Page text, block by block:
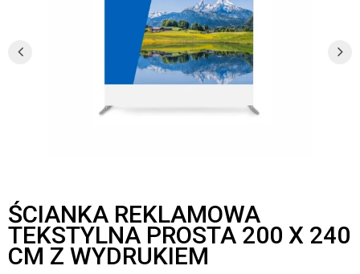
ŚCIANKA REKLAMOWA
TEKSTYLNA PROSTA 200 X 240
CM Z WYDRUKIEM